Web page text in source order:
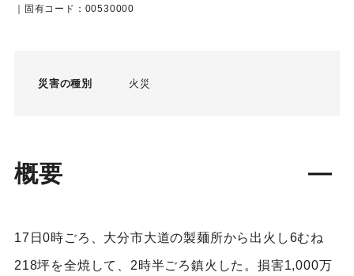
｜固有コード：00530000
災害の種別 火災
概要
17日0時ごろ、大分市大道の製麺所から出火し6むね
218坪を全焼して、2時半ごろ鎮火した。損害1,000万